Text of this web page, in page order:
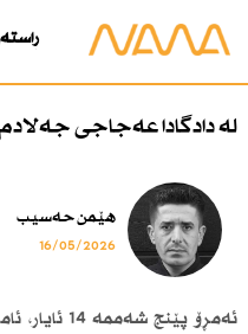
لە دادگادا عەجاجی
هێمن حەسیب
16/05/2026
ئەمڕۆ پێنج